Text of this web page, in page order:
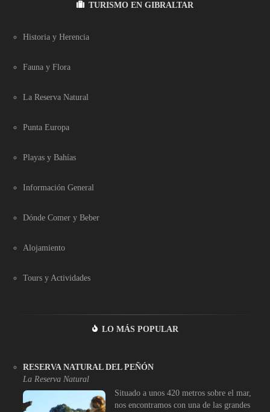
TURISMO EN GIBRALTAR
Historia y Herencia
Fauna y Flora
La Reserva Natural
Punta Europa
Playas y Bahías
Información General
Dónde Comer y Beber
Alojamiento
Tours y Actividades
LO MÁS POPULAR
RESERVA NATURAL DEL PEÑÓN
La Reserva Natural
Situado a unos 420 metros sobre el mar,
nos encontramos con una de las grandes